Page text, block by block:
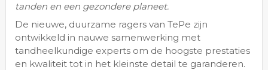
tanden en een gezondere planeet.
De nieuwe, duurzame ragers van TePe zijn
ontwikkeld in nauwe samenwerking met
tandheelkundige experts om de hoogste prestaties
en kwaliteit tot in het kleinste detail te garanderen.